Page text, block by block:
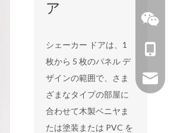
ア
シェーカー ドアは、1
枚から 5 枚のパネル デ
ザインの範囲で、さま
ざまなタイプの部屋に
合わせて木製ベニヤま
たは塗装または PVC を